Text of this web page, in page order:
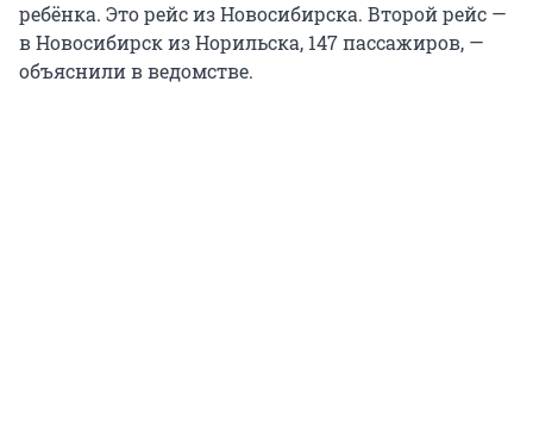
ребёнка. Это рейс из Новосибирска. Второй рейс —
в Новосибирск из Норильска, 147 пассажиров, —
объяснили в ведомстве.